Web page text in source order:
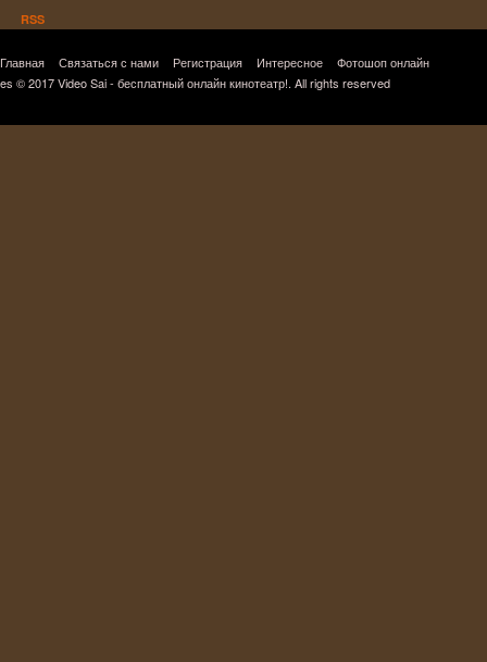
RSS
Главная Связаться с нами Регистрация Интересное
Фотошоп онлайн
es © 2017 Video Sai - бесплатный онлайн кинотеатр!. All rights reserved